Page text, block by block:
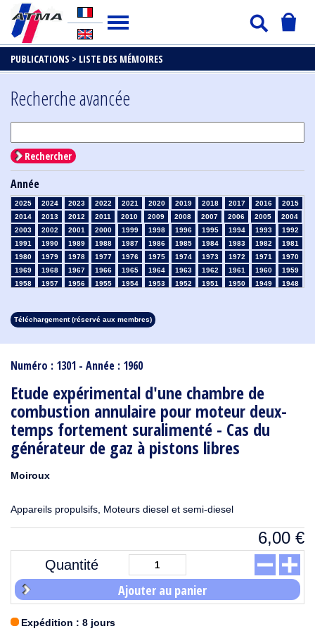
PUBLICATIONS > LISTE DES MÉMOIRES
Numéro : 1301 - Année : 1960
Etude expérimental d'une chambre de
combustion annulaire pour moteur deux-
temps fortement suralimenté - Cas du
générateur de gaz à pistons libres
Moiroux
Appareils propulsifs, Moteurs diesel et semi-diesel
6,00 €
Quantité
Ajouter au panier
Expédition : 8 jours
Recherche avancée
Rechercher
Année
2025 2024 2023 2022 2021 2020 2019 2018 2017 2016
2015
2014
2013 2012 2011 2010 2009 2008 2007 2006 2005
2004
2003
2002 2001 2000 1999 1998 1996 1995 1994 1993
1992
1991
1990 1989 1988 1987 1986 1985 1984 1983 1982
1981
1980
1979 1978 1977 1976 1975 1974 1973 1972 1971
1970
1969
1968 1967 1966 1965 1964 1963 1962 1961 1960
1959
1958
1957 1956 1955 1954 1953 1952 1951 1950 1949
1948
1913
1912 1911 1910 1909 1908
Téléchargement (réservé aux membres)